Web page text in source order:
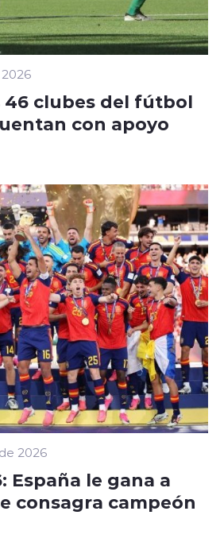
46 clubes del fútbol
con apoyo
2026
España le gana a
consagra campeón